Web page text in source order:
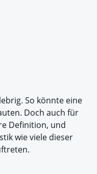
So könnte eine
Doch auch für
Definition, und
wie viele dieser